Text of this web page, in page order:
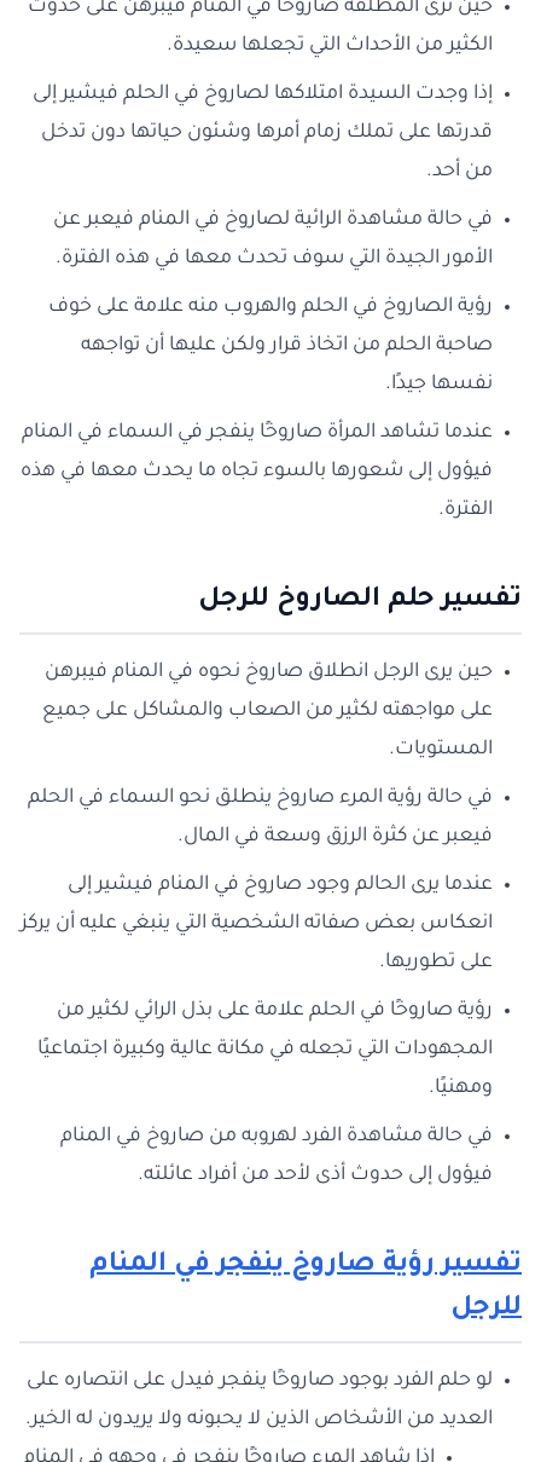
حين ترى المطلقة صاروخًا في المنام فيبرهن على حدوث
الكثير من الأحداث التي تجعلها سعيدة.
إذا وجدت السيدة امتلاكها لصاروخ في الحلم فيشير إلى
قدرتها على تملك زمام أمرها وشئون حياتها دون تدخل
من أحد.
في حالة مشاهدة الرائية لصاروخ في المنام فيعبر عن
الأمور الجيدة التي سوف تحدث معها في هذه الفترة.
رؤية الصاروخ في الحلم والهروب منه علامة على خوف
صاحبة الحلم من اتخاذ قرار ولكن عليها أن تواجهه
نفسها جيدًا.
عندما تشاهد المرأة صاروخًا ينفجر في السماء في المنام
فيؤول إلى شعورها بالسوء تجاه ما يحدث معها في هذه
الفترة.
تفسير حلم الصاروخ للرجل
حين يرى الرجل انطلاق صاروخ نحوه في المنام فيبرهن
على مواجهته لكثير من الصعاب والمشاكل على جميع
المستويات.
في حالة رؤية المرء صاروخ ينطلق نحو السماء في الحلم
فيعبر عن كثرة الرزق وسعة في المال.
عندما يرى الحالم وجود صاروخ في المنام فيشير إلى
انعكاس بعض صفاته الشخصية التي ينبغي عليه أن يركز
على تطوريها.
رؤية صاروخًا في الحلم علامة على بذل الرائي لكثير من
المجهودات التي تجعله في مكانة عالية وكبيرة اجتماعيًا
ومهنيًا.
في حالة مشاهدة الفرد لهروبه من صاروخ في المنام
فيؤول إلى حدوث أذى لأحد من أفراد عائلته.
تفسير رؤية صاروخ ينفجر في المنام
للرجل
لو حلم الفرد بوجود صاروخًا ينفجر فيدل على انتصاره على
العديد من الأشخاص الذين لا يحبونه ولا يريدون له الخير.